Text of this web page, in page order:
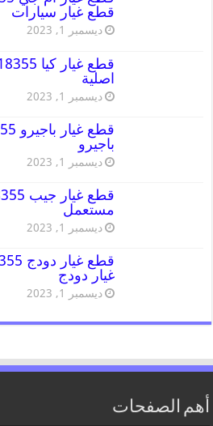
قطع غيار سيارات
ديسمبر 1, 2023
اصلية
ديسمبر 1, 2023
باجيرو
ديسمبر 1, 2023
مستعمل
ديسمبر 1, 2023
غيار دودج
ديسمبر 1, 2023
أهم الصفحات